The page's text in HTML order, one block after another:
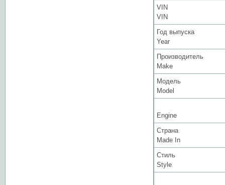
VIN
VIN
Год выпуска
Year
Производитель
Make
Модель
Model
Engine
Страна
Made In
Стиль
Style